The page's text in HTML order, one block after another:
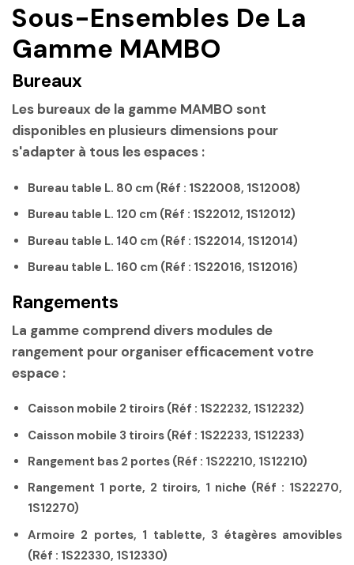
Sous-Ensembles De La
Gamme MAMBO
Bureaux
Les bureaux de la gamme MAMBO sont
disponibles en plusieurs dimensions pour
s'adapter à tous les espaces :
Bureau table L. 80 cm (Réf : 1S22008, 1S12008)
Bureau table L. 120 cm (Réf : 1S22012, 1S12012)
Bureau table L. 140 cm (Réf : 1S22014, 1S12014)
Bureau table L. 160 cm (Réf : 1S22016, 1S12016)
Rangements
La gamme comprend divers modules de
rangement pour organiser efficacement votre
espace :
Caisson mobile 2 tiroirs (Réf : 1S22232, 1S12232)
Caisson mobile 3 tiroirs (Réf : 1S22233, 1S12233)
Rangement bas 2 portes (Réf : 1S22210, 1S12210)
Rangement 1 porte, 2 tiroirs, 1 niche (Réf : 1S22270,
1S12270)
Armoire 2 portes, 1 tablette, 3 étagères amovibles
(Réf : 1S22330, 1S12330)